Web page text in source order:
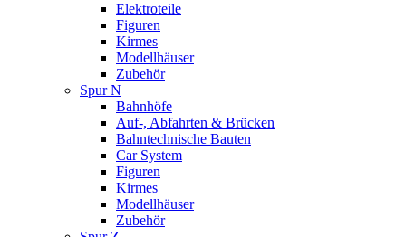
Elektroteile
Figuren
Kirmes
Modellhäuser
Zubehör
Spur N
Bahnhöfe
Auf-, Abfahrten & Brücken
Bahntechnische Bauten
Car System
Figuren
Kirmes
Modellhäuser
Zubehör